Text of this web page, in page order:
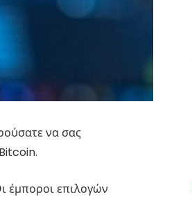
να σας
έμποροι επιλογών